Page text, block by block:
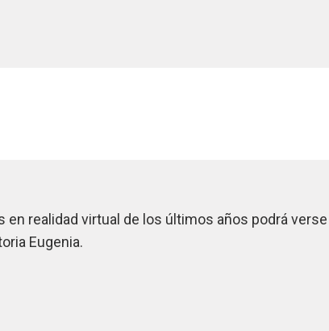
en realidad virtual de los últimos años podrá
Eugenia.